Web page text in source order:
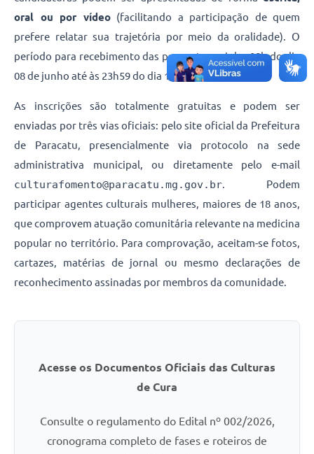
oral ou por vídeo(facilitando a participação de quem
prefere relatar sua trajetória por meio da oralidade). O
período para recebimento das propostas vai das 08h do dia
08 de junho até às 23h59 do dia 17 de julho de 2026.
As inscrições são totalmente gratuitas e podem ser
enviadas por três vias oficiais: pelo site oficial da Prefeitura
de Paracatu, presencialmente via protocolo na sede
administrativa municipal, ou diretamente pelo e-mail
culturafomento@paracatu.mg.gov.br. Podem
participar agentes culturais mulheres, maiores de 18 anos,
que comprovem atuação comunitária relevante na medicina
popular no território. Para comprovação, aceitam-se fotos,
cartazes, matérias de jornal ou mesmo declarações de
reconhecimento assinadas por membros da comunidade.
Acesse os Documentos Oficiais das Culturas
de Cura
Consulte o regulamento do Edital nº 002/2026,
cronograma completo de fases e roteiros de